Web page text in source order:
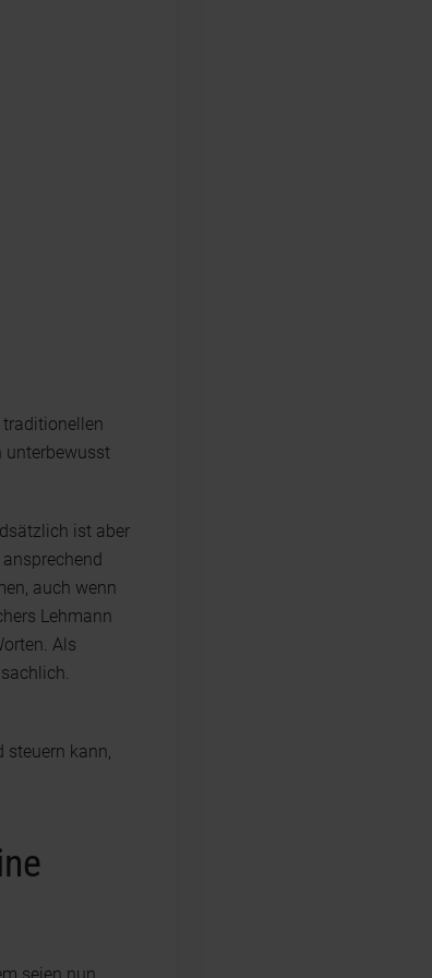
traditionellen
unterbewusst
ist aber
auch wenn
Lehmann
Als
steuern kann,